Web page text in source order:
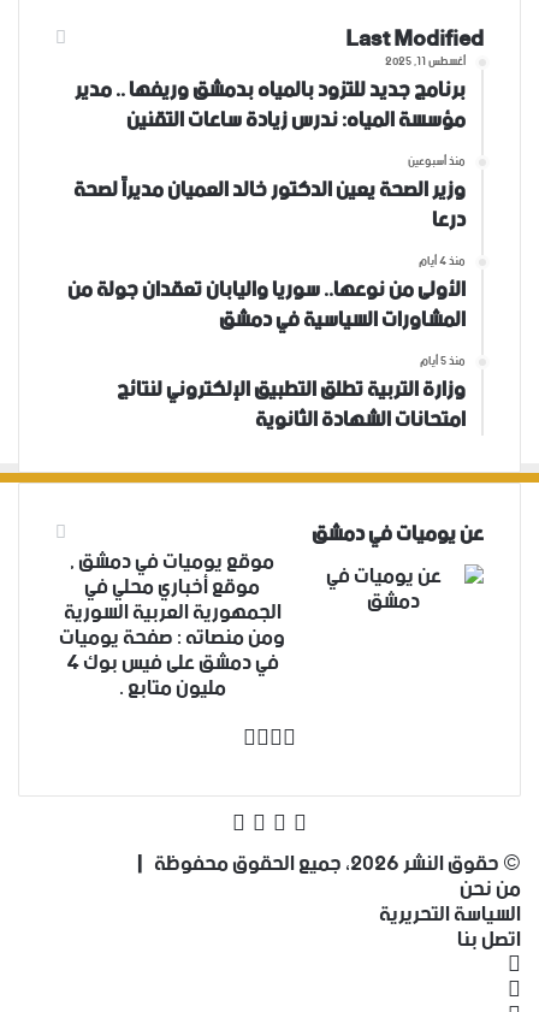
Last Modified
أغسطس 11, 2025
برنامج جديد للتزود بالمياه بدمشق وريفها .. مدير
مؤسسة المياه: ندرس زيادة ساعات التقنين
منذ أسبوعين
وزير الصحة يعين الدكتور خالد العميان مديراً لصحة
درعا
منذ 4 أيام
الأولى من نوعها.. سوريا واليابان تعقدان جولة من
المشاورات السياسية في دمشق
منذ 5 أيام
وزارة التربية تطلق التطبيق الإلكتروني لنتائج
امتحانات الشهادة الثانوية
عن يوميات في دمشق
موقع يوميات في دمشق ,
موقع أخباري محلي في
الجمهورية العربية السورية
ومن منصاته : صفحة يوميات
في دمشق على فيس بوك 4
مليون متابع .
فيسبوك
‫X
‫YouTube
فيسبوك
‫X
‫YouTube
© حقوق النشر 2026، جميع الحقوق محفوظة |
من نحن
السياسة التحريرية
اتصل بنا
فيسبوك